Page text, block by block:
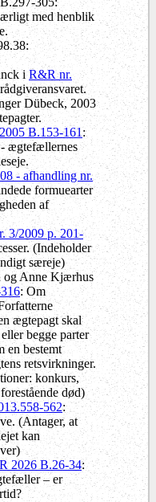
med henblik
i R&R nr.
Dübeck, 2003
B.153-161:
- ægtefællernes
- afhandling nr.
formuearter
af
3/2009 p. 201-
(Indeholder
særeje)
og Anne Kjærhus
: Om
ægtepagt skal
begge parter
en bestemt
retsvirkninger.
konkurs,
død)
562:
(Antager, at
kan
2026 B.26-34:
– er